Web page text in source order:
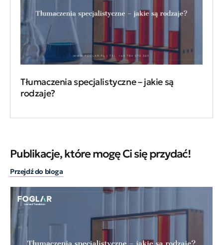
Tłumaczenia specjalistyczne – jakie są
rodzaje?
Publikacje, które mogę Ci się przydać!
Przejdź do bloga